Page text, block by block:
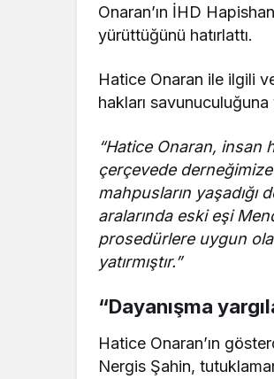
Onaran’ın İHD
yürüttüğünü hatırlattı.
Hatice Onaran ile ilgili
hakları
“Hatice Onaran, insan
çerçevede
mahpusların yaşadığı
aralarında eski eşi
prosedürlere uygun
yatırmıştır.”
“Dayanışma
Hatice Onaran’ın
Nergis Şahin,